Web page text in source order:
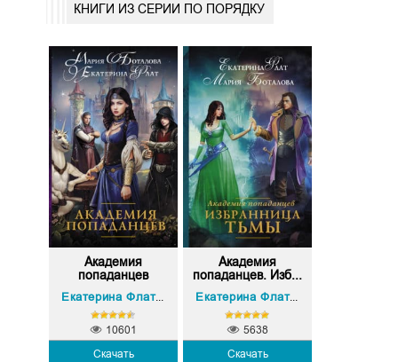
КНИГИ ИЗ СЕРИИ ПО ПОРЯДКУ
Академия
попаданцев
Екатерина Флат
,Мария Боталова
Скачать
10601
Академия
попаданцев. Изб...
Екатерина Флат
,Мария Боталова
Скачать
5638